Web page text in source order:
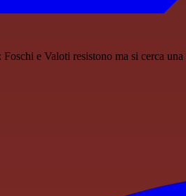
e Valoti resistono ma si cerca